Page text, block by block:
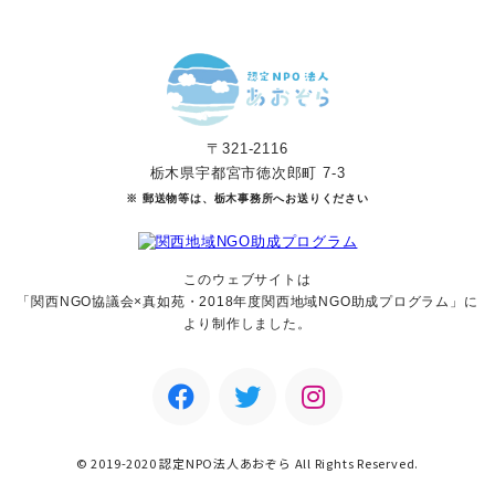
〒321-2116
栃木県宇都宮市徳次郎町 7-3
※ 郵送物等は、栃木事務所へお送りください
このウェブサイトは
「関西NGO協議会×真如苑・2018年度関西地域NGO助成プログラム」に
より制作しました。
© 2019-2020 認定NPO法人あおぞら All Rights Reserved.